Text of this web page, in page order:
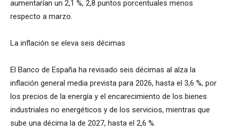
aumentarían un 2,1 %, 2,8 puntos porcentuales menos
respecto a marzo.
La inflación se eleva seis décimas
El Banco de España ha revisado seis décimas al alza la
inflación general media prevista para 2026, hasta el 3,6 %, por
los precios de la energía y el encarecimiento de los bienes
industriales no energéticos y de los servicios, mientras que
sube una décima la de 2027, hasta el 2,6 %.